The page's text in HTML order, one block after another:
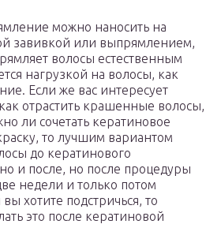
можно наносить на
завивкой или выпрямлением,
волосы естественным
нагрузкой на волосы, как
Если же вас интересует
отрастить крашенные волосы,
ли сочетать кератиновое
то лучшим вариантом
до кератинового
и после, но после процедуры
недели и только потом
хотите подстричься, то
это после кератиновой